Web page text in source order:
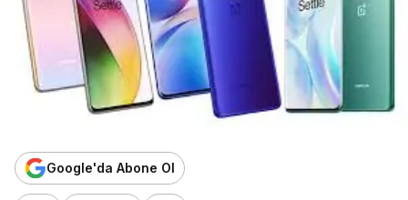
Google'da Abone Ol